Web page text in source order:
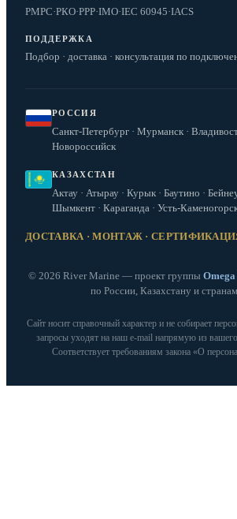
РМРС·РКО·РРР·IMO·IEC 60945·IACS
ПОДДЕРЖКА
Подбор · доставка · консультация по
РОССИЯ
Санкт-Петербург · Мурманск ·
Новороссийск
КАЗАХСТАН
Актау · Атырау · Курык · Баутино ·
Шымкент · Караганда · Усть-
ДОСТАВКА · МОНТАЖ ·
© 2026 River Marine — проект группы
по России, Казахстану и
Сайт носит справочный характер и не собирает
запросы уходят на наш e‑mail напрямую из
Соответствует требованиям закона «О